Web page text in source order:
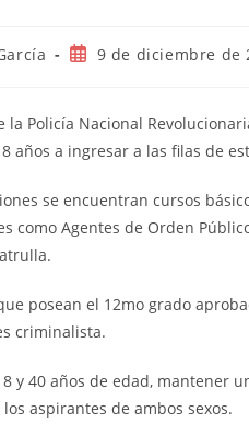
Publicación
entrada:
9 de diciembre de
la Policía Nacional
años a ingresar a las filas de
se encuentran cursos
como Agentes de Orden
posean el 12mo grado
criminalista.
y 40 años de edad, mantener
aspirantes de ambos sexos.